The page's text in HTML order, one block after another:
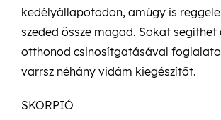
kedélyállapotodon, amúgy is
szeded össze magad. Sokat segíthet
otthonod csinosítgatásával
varrsz néhány vidám kiegészítőt.
SKORPIÓ